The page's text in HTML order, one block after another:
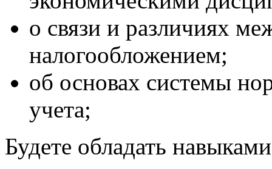
о связи и различиях
налогообложением;
об основах системы
учета;
Будете обладать